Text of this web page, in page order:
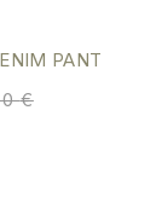
PANT
€